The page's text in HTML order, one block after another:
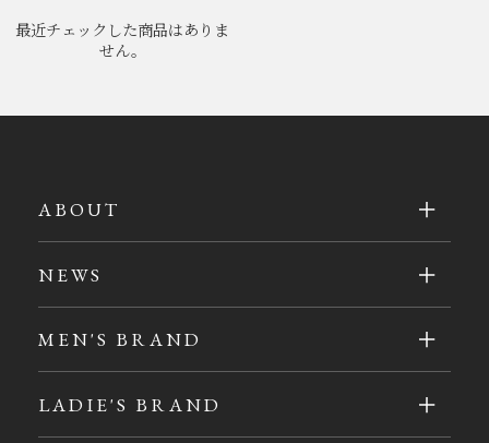
最近チェックした商品はありま
せん。
ABOUT
NEWS
MEN'S BRAND
LADIE'S BRAND